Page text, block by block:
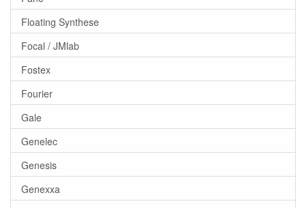
Floating Synthese
Focal / JMlab
Fostex
Fourier
Gale
Genelec
Genesis
Genexxa